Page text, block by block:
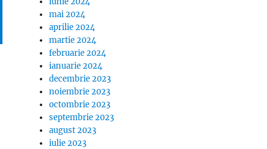
mai 2024
aprilie 2024
martie 2024
februarie 2024
ianuarie 2024
decembrie 2023
noiembrie 2023
octombrie 2023
septembrie 2023
august 2023
iulie 2023